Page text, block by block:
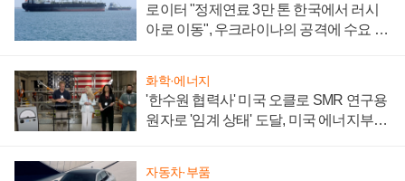
로이터 "정제연료 3만 톤 한국에서 러시
아로 이동", 우크라이나의 공격에 수요 늘
화학·에너지
'한수원 협력사' 미국 오클로 SMR 연구용
원자로 '임계 상태' 도달, 미국 에너지부
자동차·부품